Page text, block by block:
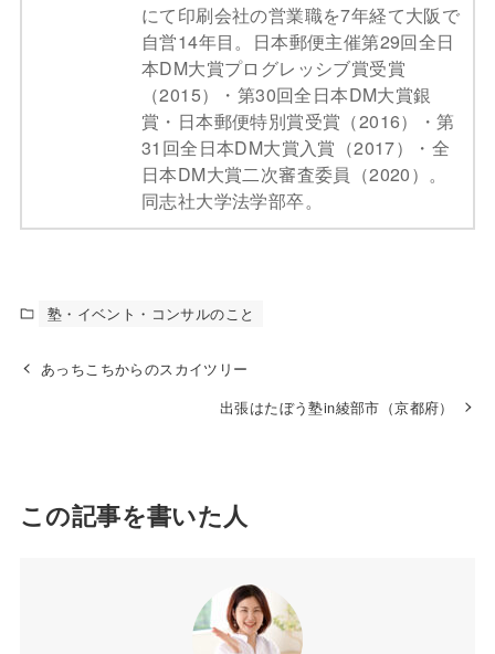
にて印刷会社の営業職を7年経て大阪で
自営14年目。日本郵便主催第29回全日
本DM大賞プログレッシブ賞受賞
（2015）・第30回全日本DM大賞銀
賞・日本郵便特別賞受賞（2016）・第
31回全日本DM大賞入賞（2017）・全
日本DM大賞二次審査委員（2020）。
同志社大学法学部卒。
塾・イベント・コンサルのこと
あっちこちからのスカイツリー
出張はたぼう塾in綾部市（京都府）
この記事を書いた人